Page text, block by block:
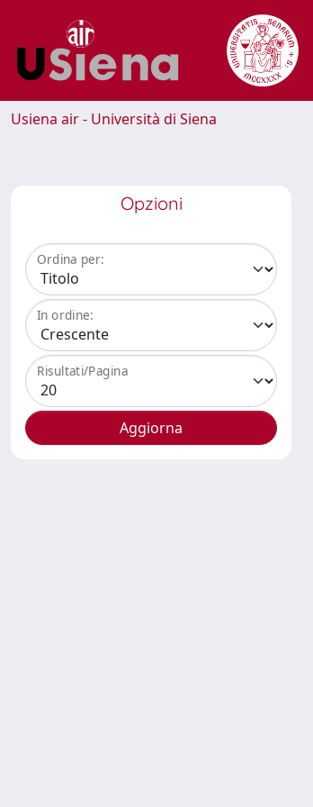
Usiena air - Università di Siena
Opzioni
Ordina per:
In ordine:
Risultati/Pagina